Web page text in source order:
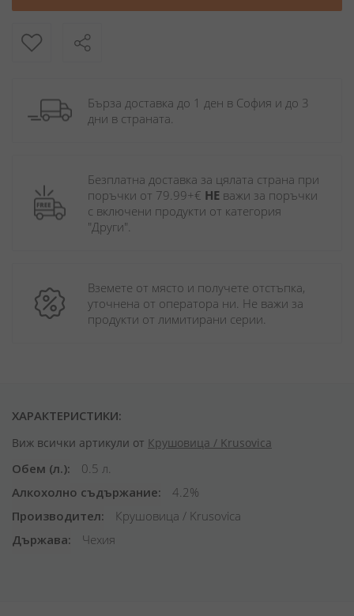
Бърза доставка до 1 ден в София и до 3
дни в страната.
Безплатна доставка за цялата страна при
поръчки от 79.99+€ НЕ важи за поръчки
с включени продукти от категория
"Други".
Вземете от място и получете отстъпка,
уточнена от оператора ни. Не важи за
продукти от лимитирани серии.
ХАРАКТЕРИСТИКИ:
Виж всички артикули от Крушовица / Krusovica
Обем (л.)
0.5 л.
Алкохолно съдържание
4.2%
Производител
Крушовица / Krusovica
Държава
Чехия